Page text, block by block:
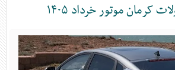
موتور خرداد ۱۴۰۵